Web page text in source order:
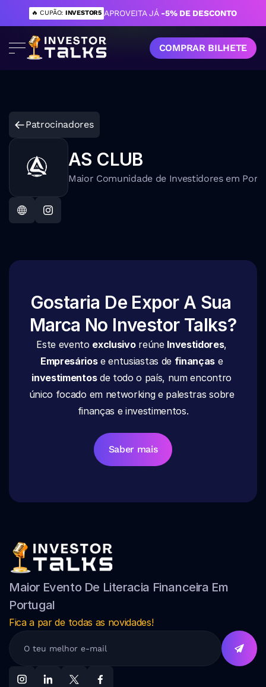
🔥 CUPÃO: INVESTOR5 APROVEITA JÁ -5% DE DESCONTO
COMPRAR BILHETE
Patrocinadores
AS CLUB
Maior Comunidade de Investidores em
Gostaria De Expor A Sua
Marca No Investor Talks?
Este evento exclusivo reúne Investidores
Empresários e entusiastas de finanças
e
investimentos de todo o país, num encontro
único focado em networking e palestras sobre
finanças e investimentos.
Saber mais
Maior Evento De Literacia Financeira Em
Portugal
Fica a par de todas as novidades!